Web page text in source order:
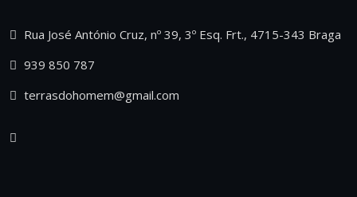
Rua José António Cruz, nº 39, 3º Esq. Frt., 4715-343 Braga
939 850 787
terrasdohomem@gmail.com